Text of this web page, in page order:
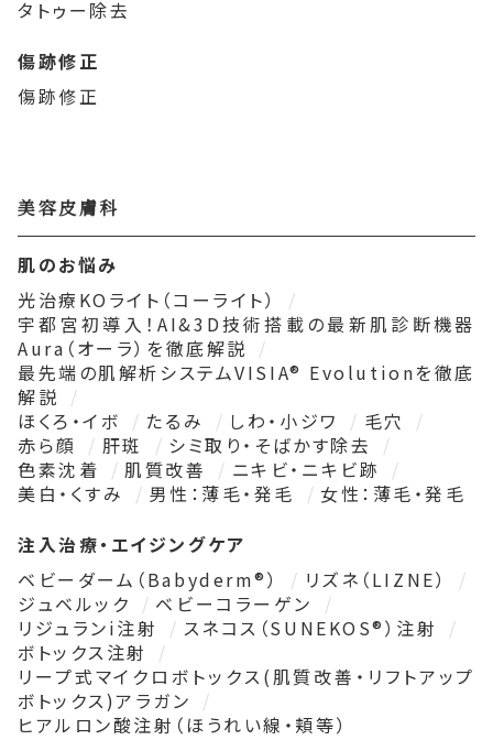
タトゥー除去
傷跡修正
傷跡修正
美容皮膚科
肌のお悩み
光治療KOライト（コーライト）
宇都宮初導入！AI&3D技術搭載の最新肌診断機器
Aura（オーラ）を徹底解説
最先端の肌解析システムVISIA® Evolutionを徹底
解説
ほくろ・イボ
たるみ しわ・小ジワ
毛穴
赤ら顔
肝斑
シミ取り・そばかす除去
色素沈着
肌質改善
ニキビ・ニキビ跡
美白・くすみ
男性：薄毛・発毛
女性：薄毛・発毛
注入治療・エイジングケア
ベビーダーム（Babyderm®）
リズネ（LIZNE）
ジュベルック
ベビーコラーゲン
リジュランi注射
スネコス（SUNEKOS®）注射
ボトックス注射
リープ式マイクロボトックス(肌質改善・リフトアップ
ボトックス)アラガン
ヒアルロン酸注射（ほうれい線・頬等）